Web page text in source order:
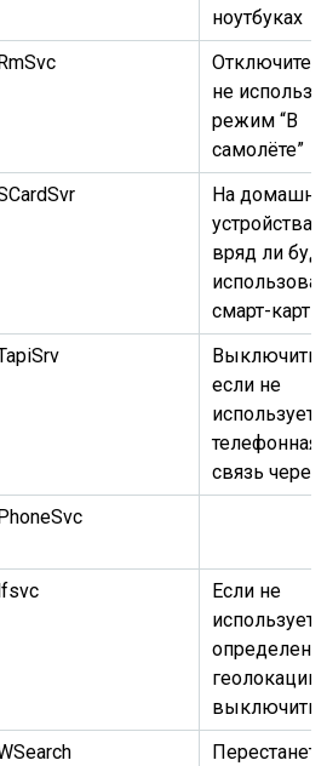
ноутбуках
RmSvc
Отключите,
не
режим “В
самолёте”
На
устройствах
вряд ли
смарт-карты
Выключить,
если не
телефонная
связь
PhoneSvc
lfsvc
Если не
геолокации
выключить
Перестанет